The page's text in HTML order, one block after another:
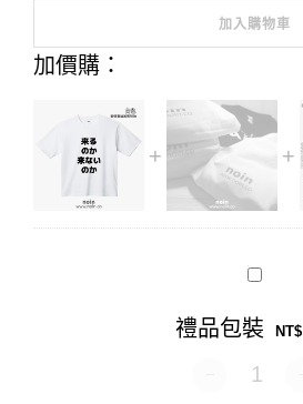
加入購物車
Alternative:
加價購：
禮
裝
禮品包裝 NT$
禮品包裝 數量